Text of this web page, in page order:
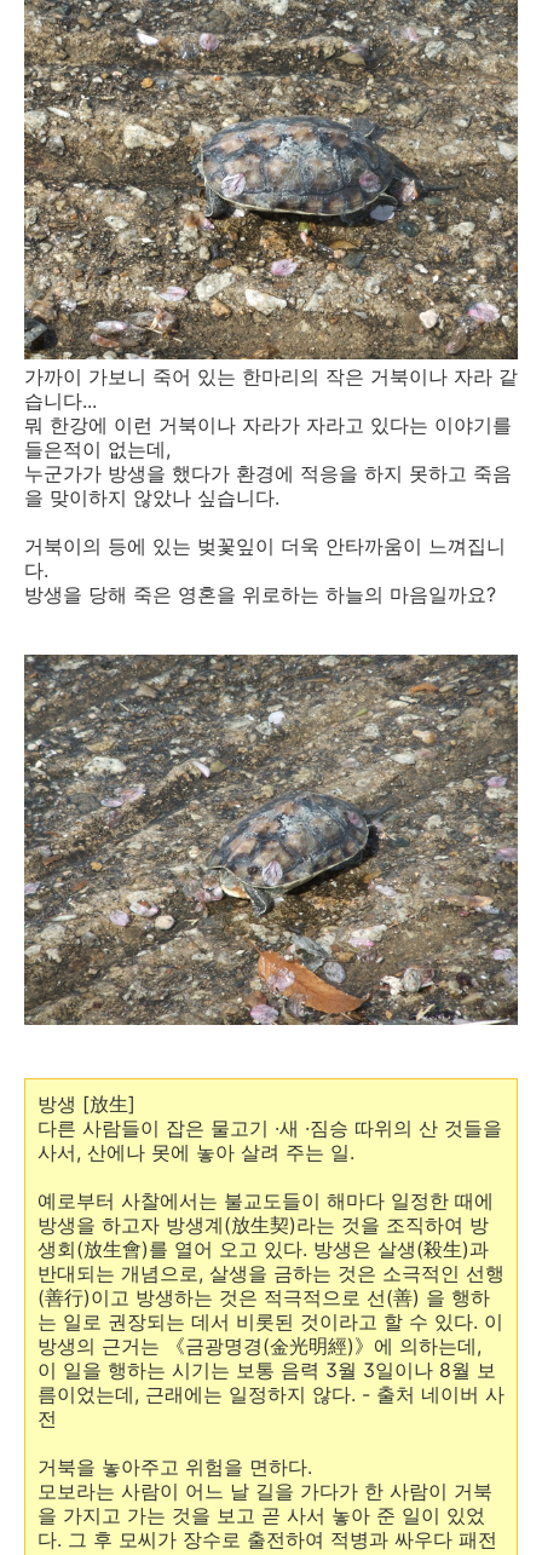
가까이 가보니 죽어 있는 한마리의 작은 거북이나 자라 같
습니다...
뭐 한강에 이런 거북이나 자라가 자라고 있다는 이야기를
들은적이 없는데,
누군가가 방생을 했다가 환경에 적응을 하지 못하고 죽음
을 맞이하지 않았나 싶습니다.
거북이의 등에 있는 벚꽃잎이 더욱 안타까움이 느껴집니
다.
방생을 당해 죽은 영혼을 위로하는 하늘의 마음일까요?
방생 [放生]
다른 사람들이 잡은 물고기 ·새 ·짐승 따위의 산 것들을
사서, 산에나 못에 놓아 살려 주는 일.
예로부터 사찰에서는 불교도들이 해마다 일정한 때에
방생을 하고자 방생계(放生契)라는 것을 조직하여 방
생회(放生會)를 열어 오고 있다. 방생은 살생(殺生)과
반대되는 개념으로, 살생을 금하는 것은 소극적인 선행
(善行)이고 방생하는 것은 적극적으로 선(善) 을 행하
는 일로 권장되는 데서 비롯된 것이라고 할 수 있다. 이
방생의 근거는 《금광명경(金光明經)》에 의하는데,
이 일을 행하는 시기는 보통 음력 3월 3일이나 8월 보
름이었는데, 근래에는 일정하지 않다. - 출처 네이버 사
전
거북을 놓아주고 위험을 면하다.
모보라는 사람이 어느 날 길을 가다가 한 사람이 거북
을 가지고 가는 것을 보고 곧 사서 놓아 준 일이 있었
다. 그 후 모씨가 장수로 출전하여 적병과 싸우다 패전